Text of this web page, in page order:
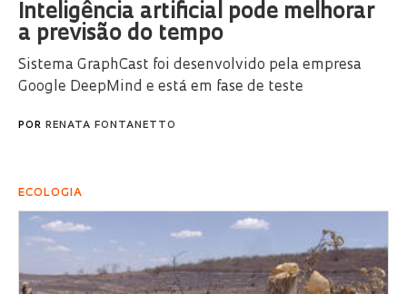
Inteligência artificial pode melhorar
a previsão do tempo
Sistema GraphCast foi desenvolvido pela empresa
Google DeepMind e está em fase de teste
POR RENATA FONTANETTO
ECOLOGIA